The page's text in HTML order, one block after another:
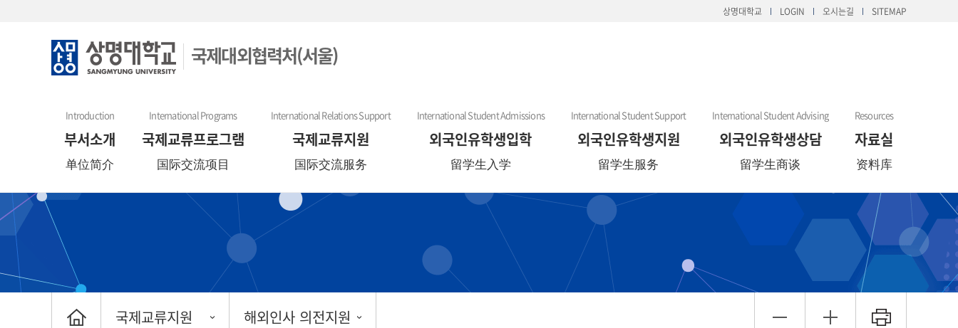
상명대학교 LOGIN 오시는길 SITEMAP
국제대외협력처(서울)
Introduction
부서소개
单位简介
International Programs
국제교류프로그램
国际交流项目
International Relations Support
국제교류지원
国际交流服务
International Student Admissions
외국인유학생입학
留学生入学
International Student Support
외국인유학생지원
留学生服务
International Student Advising
외국인유학생상담
留学生商谈
Resources
자료실
资料库
국제교류지원 해외인사 의전지원